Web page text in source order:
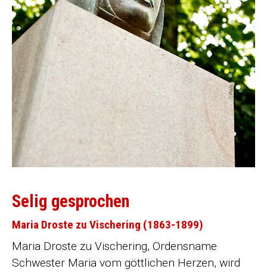
Selig gesprochen
Maria Droste zu Vischering (1863-1899)
Maria Droste zu Vischering, Ordensname
Schwester Maria vom göttlichen Herzen, wird